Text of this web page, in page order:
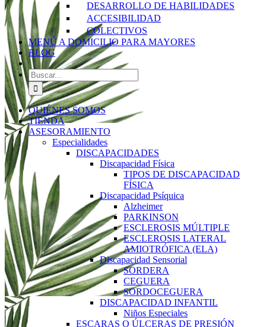
DESARROLLO DE HABILIDADES
ACCESIBILIDAD
COLECTIVOS
MENÚ A DOMICILIO PARA MAYORES
BLOG
Buscar:
QUIÉNES SOMOS
TIENDA
ASESORAMIENTO
Especialidades
DISCAPACIDADES
Discapacidad Física
TIPOS DE DISCAPACIDAD
FÍSICA
Discapacidad Psíquica
Alzheimer
PARKINSON
ESCLEROSIS MÚLTIPLE
ESCLEROSIS LATERAL
AMIOTRÓFICA (ELA)
Discapacidad Sensorial
SORDERA
CEGUERA
SORDOCEGUERA
DISCAPACIDAD INFANTIL
Niños Especiales
ESCARAS O ÚLCERAS DE PRESIÓN